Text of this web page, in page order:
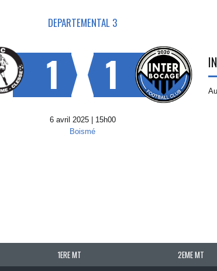
Matchs Amicaux
DEPARTEMENTAL 3
1 1
6 avril 2025 | 15h00
Boismé
1ERE MT 2EME MT